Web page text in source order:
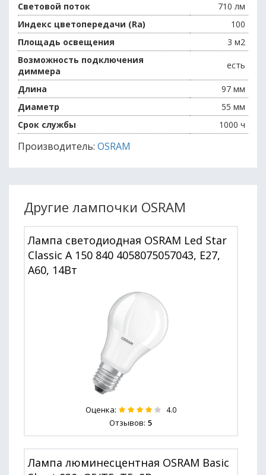
Световой поток
710 лм
Индекс цветопередачи (Ra)
100
Площадь освещения
3 м2
Возможность подключения
диммера
есть
Длина
97 мм
Диаметр
55 мм
Срок службы
1000 ч
Производитель: OSRAM
Другие лампочки OSRAM
Лампа светодиодная OSRAM Led Star
Classic A 150 840 4058075057043, E27,
A60, 14Вт
Оценка: 4.0
Отзывов: 5
Лампа люминесцентная OSRAM Basic